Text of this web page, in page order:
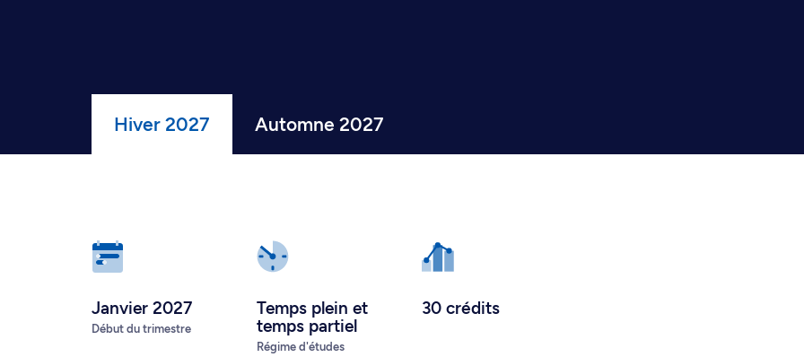
Hiver 2027 Automne 2027
Janvier 2027
Début du trimestre
Temps plein et
temps partiel
Régime d'études
30 crédits